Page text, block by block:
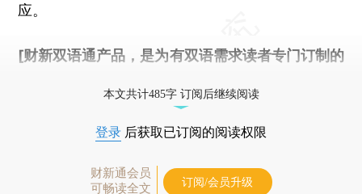
应。
[财新双语通产品，是为有双语需求读者专门订制的
本文共计485字 订阅后继续阅读
登录 后获取已订阅的阅读权限
财新通会员
可畅读全文
订阅/会员升级